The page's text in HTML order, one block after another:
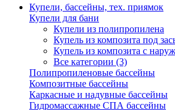
Купели, бассейны, тех. приямок
Купели для бани
Купели из полипропилена
Купель из композита под
Купель из композита с
Все категории (3)
Полипропиленовые бассейны
Композитные бассейны
Каркасные и надувные бассейны
Гидромассажные СПА бассейны